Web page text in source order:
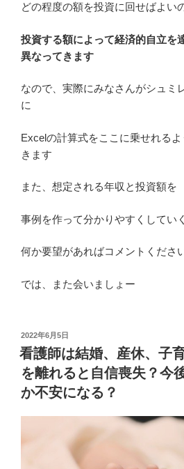
どの程度の額を投資に回せばよい
投資する額によって経済的自立を
異なってきます
なので、実際にみなさんがシュミ
に
Excelの計算式をここに乗せれる
きます
また、想定される年収と投資額を
事例を作って分かりやすくしてい
何か要望があればコメントくださ
では、また会いましょー
投
稿
日:
2022年6月5日
看護師は結婚、産休、子
を離れると自信喪失？今
か不安になる？